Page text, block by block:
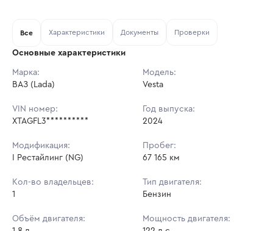
Тип аукциона: Открытые торги
Шаг торгов: 10 760 ₽
Кол-во ставок:
Ставок не найдено
в аукционах
Все Характеристики Документы Проверки
Основные характеристики
Марка:
ВАЗ (Lada)
Модель:
Vesta
VIN номер:
XTAGFL3**********
Год выпуска:
2024
Модификация:
I Рестайлинг (NG)
Пробег:
67 165 км
Кол-во владельцев:
1
Тип двигателя:
Бензин
Объём двигателя:
Мощность двигателя: